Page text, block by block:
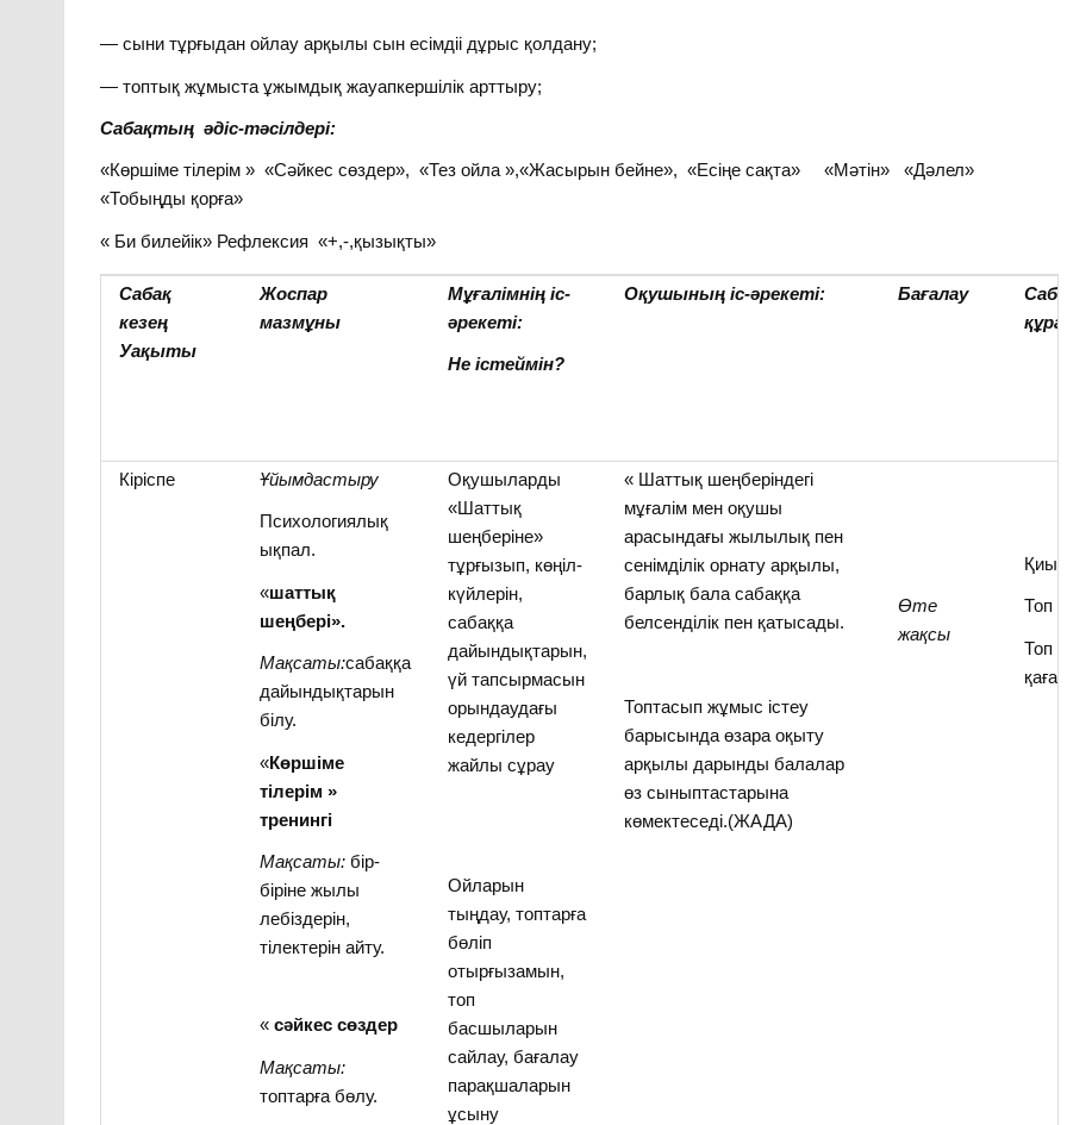
— сыни тұрғыдан ойлау арқылы сын есімдіі дұрыс қолдану;
— топтық жұмыста ұжымдық жауапкершілік арттыру;
Сабақтың әдіс-тәсілдері:
«Көршіме тілерім » «Сәйкес сөздер», «Тез ойла »,«Жасырын бейне», «Есіңе сақта» «Мәтін» «Дәлел»
«Тобыңды қорға»
« Би билейік» Рефлексия «+,-,қызықты»
Сабақ
кезең
Уақыты
Жоспар
мазмұны
Мұғалімнің іс-
әрекеті:
Не істеймін?
Оқушының іс-әрекеті: Бағалау
Кіріспе Ұйымдастыру
Психологиялық
ықпал.
«шаттық
шеңбері».
Мақсаты:сабаққа
дайындықтарын
білу.
«Көршіме
тілерім »
тренингі
Мақсаты:бір-
біріне жылы
лебіздерін,
тілектерін айту.
«сәйкес сөздер
Мақсаты:
топтарға бөлу.
Оқушыларды
«Шаттық
шеңберіне»
тұрғызып, көңіл-
күйлерін,
сабаққа
дайындықтарын,
үй тапсырмасын
орындаудағы
кедергілер
жайлы сұрау
Ойларын
тыңдау, топтарға
бөліп
отырғызамын,
топ
басшыларын
сайлау, бағалау
парақшаларын
ұсыну
« Шаттық шеңберіндегі
мұғалім мен оқушы
арасындағы жылылық пен
сенімділік орнату арқылы,
барлық бала сабаққа
белсенділік пен қатысады.
Топтасып жұмыс істеу
барысында өзара оқыту
арқылы дарынды балалар
өз сыныптастарына
көмектеседі.(ЖАДА)
Өте
жақсы
Топ
Топ